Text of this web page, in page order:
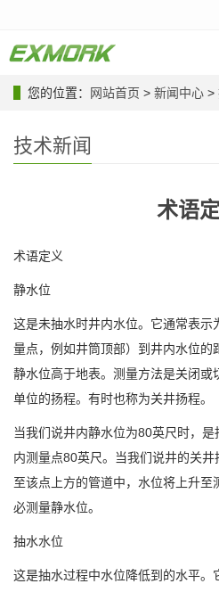
您的位置：
网站首页 > 新闻中心 >
技术新闻
术语
术语定义
静水位
这是未抽水时井内水位。它通常表示
量点，例如井筒顶部）到井内水位的
静水位高于地表。测量方法是关闭或
单位的扬程。有时也称为关井扬程。
当我们说井内静水位为80英尺时，
内测量点80英尺。当我们说井的关
至该点上方的管道中，水位将上升
必测量静水位。
抽水水位
这是抽水过程中水位降低到的水平。